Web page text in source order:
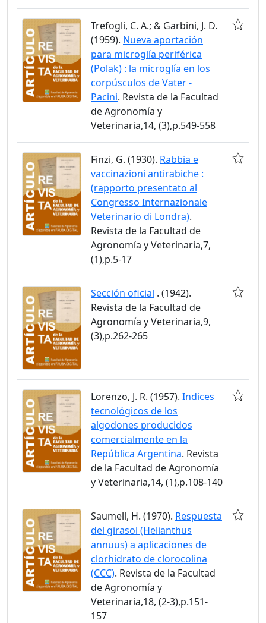
Trefogli, C. A.; & Garbini, J. D.
(1959). Nueva aportación
para microglía periférica
(Polak) : la microglía en los
corpúsculos de Vater -
Pacini. Revista de la Facultad
de Agronomía y
Veterinaria,14, (3),p.549-558
Finzi, G. (1930). Rabbia e
vaccinazioni antirabiche :
(rapporto presentato al
Congresso Internazionale
Veterinario di Londra).
Revista de la Facultad de
Agronomía y Veterinaria,7,
(1),p.5-17
Sección oficial . (1942).
Revista de la Facultad de
Agronomía y Veterinaria,9,
(3),p.262-265
Lorenzo, J. R. (1957). Indices
tecnológicos de los
algodones producidos
comercialmente en la
República Argentina. Revista
de la Facultad de Agronomía
y Veterinaria,14, (1),p.108-140
Saumell, H. (1970). Respuesta
del girasol (Helianthus
annuus) a aplicaciones de
clorhidrato de clorocolina
(CCC). Revista de la Facultad
de Agronomía y
Veterinaria,18, (2-3),p.151-
157